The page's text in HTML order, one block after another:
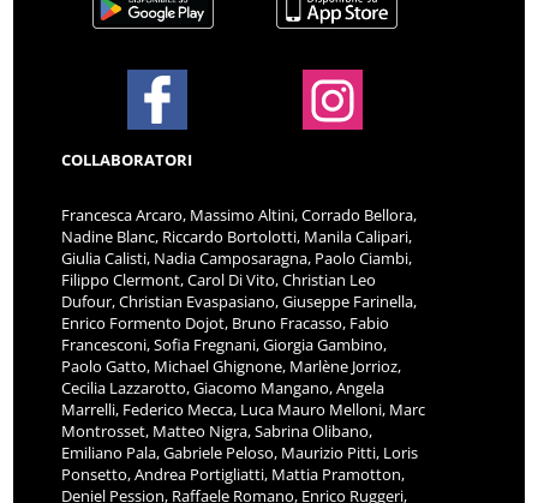
COLLABORATORI
Francesca Arcaro, Massimo Altini, Corrado Bellora,
Nadine Blanc, Riccardo Bortolotti, Manila Calipari,
Giulia Calisti, Nadia Camposaragna, Paolo Ciambi,
Filippo Clermont, Carol Di Vito, Christian Leo
Dufour, Christian Evaspasiano, Giuseppe Farinella,
Enrico Formento Dojot, Bruno Fracasso, Fabio
Francesconi, Sofia Fregnani, Giorgia Gambino,
Paolo Gatto, Michael Ghignone, Marlène Jorrioz,
Cecilia Lazzarotto, Giacomo Mangano, Angela
Marrelli, Federico Mecca, Luca Mauro Melloni, Marc
Montrosset, Matteo Nigra, Sabrina Olibano,
Emiliano Pala, Gabriele Peloso, Maurizio Pitti, Loris
Ponsetto, Andrea Portigliatti, Mattia Pramotton,
Deniel Pession, Raffaele Romano, Enrico Ruggeri,